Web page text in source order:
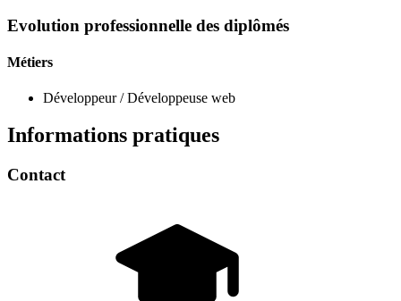
Evolution professionnelle des diplômés
Métiers
Développeur / Développeuse web
Informations pratiques
Contact